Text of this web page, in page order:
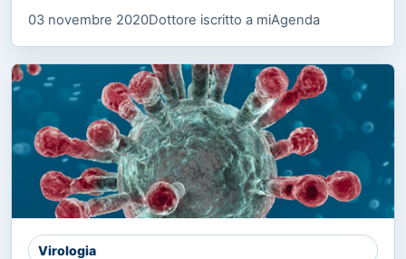
03 novembre 2020Dottore iscritto a miAgenda
Virologia